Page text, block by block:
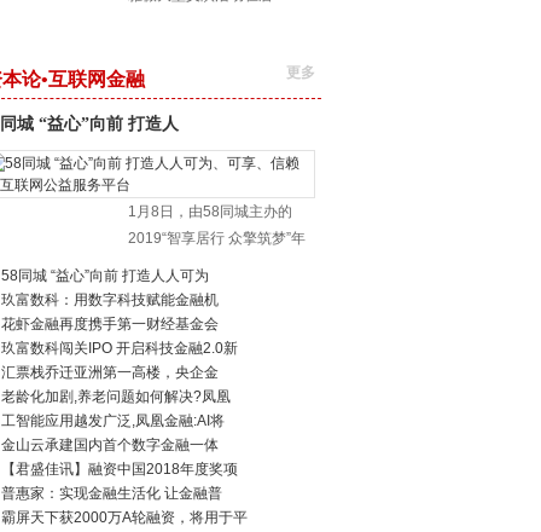
更多
论•互联网金融
城 “益心”向前 打造人
1月8日，由58同城主办的
2019“智享居行 众擎筑梦”年
58同城 “益心”向前 打造人人可为
玖富数科：用数字科技赋能金融机
花虾金融再度携手第一财经基金会
玖富数科闯关IPO 开启科技金融2.0新
汇票栈乔迁亚洲第一高楼，央企金
老龄化加剧,养老问题如何解决?凤凰
工智能应用越发广泛,凤凰金融:AI将
金山云承建国内首个数字金融一体
【君盛佳讯】融资中国2018年度奖项
普惠家：实现金融生活化 让金融普
霸屏天下获2000万A轮融资，将用于平